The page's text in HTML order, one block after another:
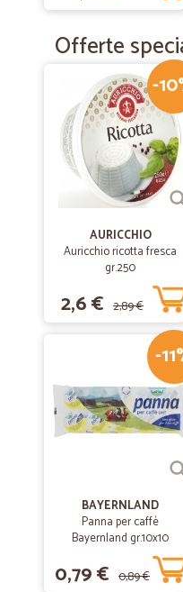
giorno. Tutto preciso come
Offerte
-
AURICCHIO
Auricchio ricotta fresca
gr.250
2,6 € 2,89 €
-
BAYERNLAND
Panna per caffè
Bayernland gr.10x10
0,79 € 0,89 €